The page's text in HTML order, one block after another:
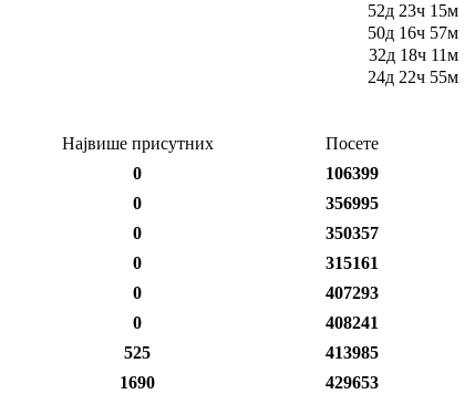
52д 23ч 15м
50д 16ч 57м
32д 18ч 11м
24д 22ч 55м
Највише присутних
Посете
0
106399
0
356995
0
350357
0
315161
0
407293
0
408241
525
413985
1690
429653